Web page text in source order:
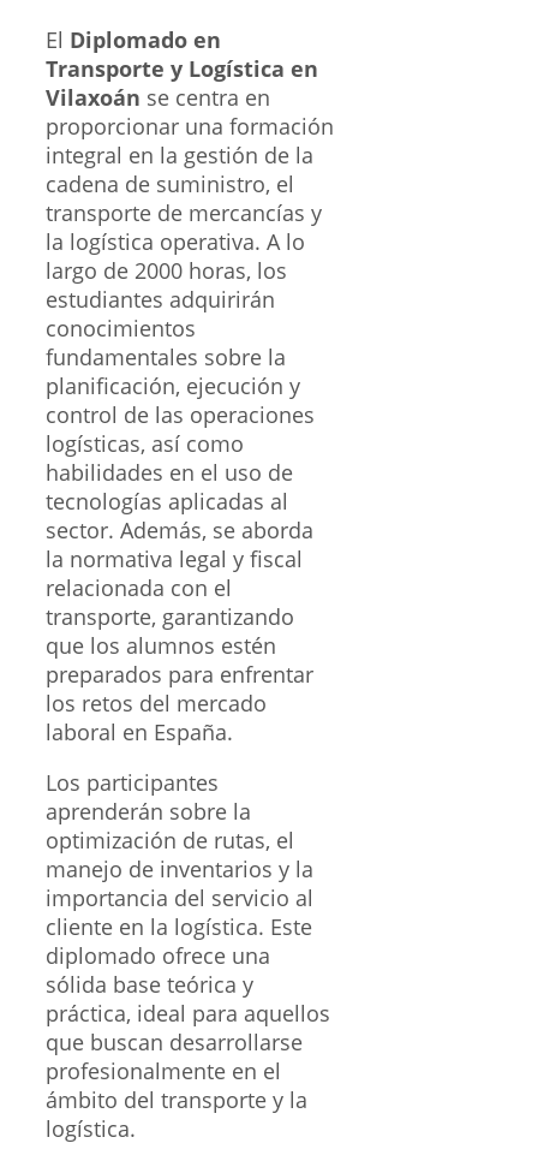
El Diplomado en
Transporte y Logística en
Vilaxoán se centra en
proporcionar una formación
integral en la gestión de la
cadena de suministro, el
transporte de mercancías y
la logística operativa. A lo
largo de 2000 horas, los
estudiantes adquirirán
conocimientos
fundamentales sobre la
planificación, ejecución y
control de las operaciones
logísticas, así como
habilidades en el uso de
tecnologías aplicadas al
sector. Además, se aborda
la normativa legal y fiscal
relacionada con el
transporte, garantizando
que los alumnos estén
preparados para enfrentar
los retos del mercado
laboral en España.
Los participantes
aprenderán sobre la
optimización de rutas, el
manejo de inventarios y la
importancia del servicio al
cliente en la logística. Este
diplomado ofrece una
sólida base teórica y
práctica, ideal para aquellos
que buscan desarrollarse
profesionalmente en el
ámbito del transporte y la
logística.